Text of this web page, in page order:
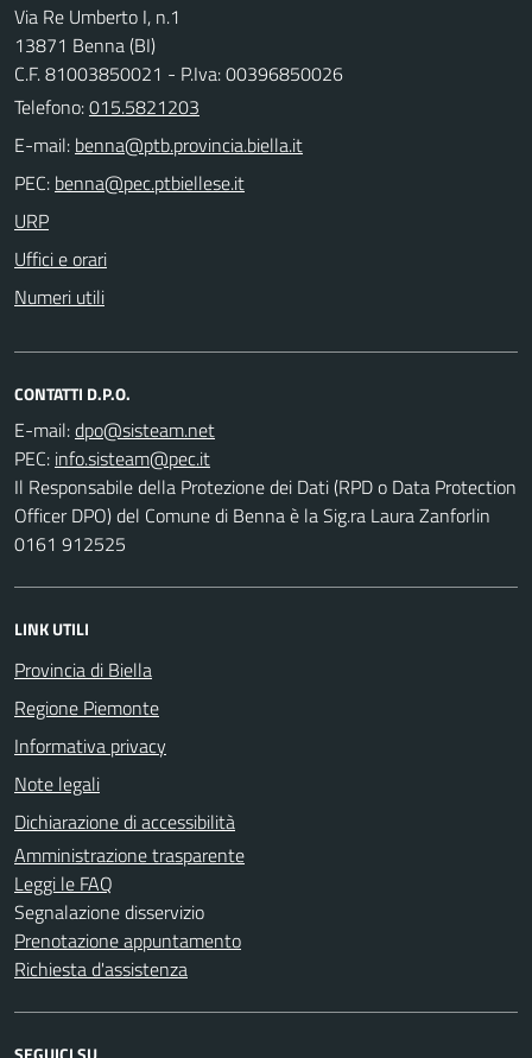
Via Re Umberto I, n.1
13871 Benna (BI)
C.F. 81003850021 - P.Iva: 00396850026
Telefono:015.5821203
E-mail:
PEC:
URP
Uffici e orari
Numeri utili
CONTATTI D.P.O.
E-mail:
PEC:
Il Responsabile della Protezione dei Dati (RPD o Data Protection
Officer DPO) del Comune di Benna è la Sig.ra Laura Zanforlin
0161 912525
LINK UTILI
Provincia di Biella
Regione Piemonte
Informativa privacy
Note legali
Dichiarazione di accessibilità
Amministrazione trasparente
Leggi le FAQ
Segnalazione disservizio
Prenotazione appuntamento
Richiesta d'assistenza